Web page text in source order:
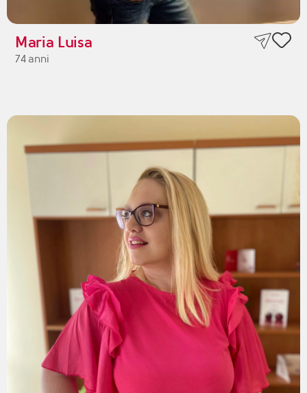
Maria Luisa
74 anni